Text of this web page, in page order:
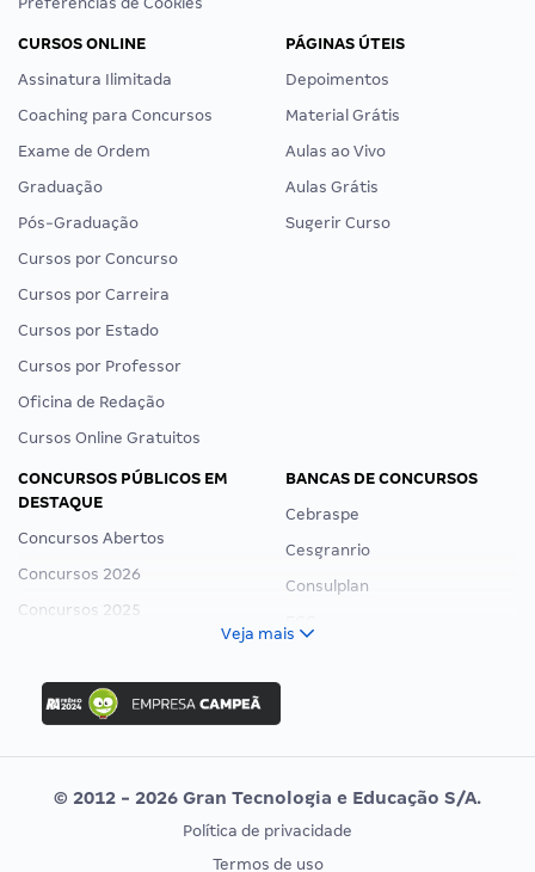
CURSOS ONLINE
Assinatura Ilimitada
Coaching para Concursos
Exame de Ordem
Graduação
Pós-Graduação
Cursos por Concurso
Cursos por Carreira
Cursos por Estado
Cursos por Professor
Oficina de Redação
Cursos Online Gratuitos
PÁGINAS ÚTEIS
Depoimentos
Material Grátis
Aulas ao Vivo
Aulas Grátis
Sugerir Curso
CONCURSOS PÚBLICOS EM
DESTAQUE
Concursos Abertos
Concursos 2026
Concursos 2025
Concurso Ibama
Concurso MPU
Editais publicados
BANCAS DE CONCURSOS
Cebraspe
Cesgranrio
Consulplan
Vunesp
CONCURSOS POR PROFISSÃO
EXAME DE ORDEM
Veja mais
© 2012 - 2026 Gran Tecnologia e Educação S/A.
Política de privacidade
Termos de uso